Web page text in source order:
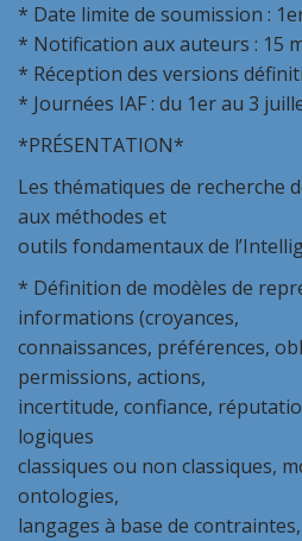
* Date limite de soumission :
* Notification aux auteurs : 15
* Réception des versions
* Journées IAF : du 1er au 3
*PRÉSENTATION*
Les thématiques de recherche
aux méthodes et
outils fondamentaux de
* Définition de modèles de
informations (croyances,
connaissances, préférences,
permissions, actions,
incertitude, confiance,
logiques
classiques ou non classiques,
ontologies,
langages à base de